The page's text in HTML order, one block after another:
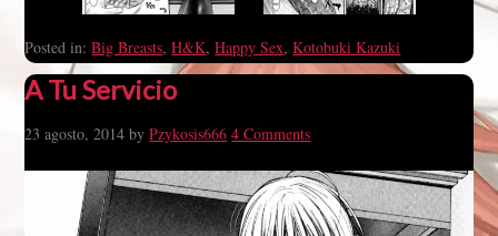
Posted in:Big Breasts,H&K,Happy Sex,Kotobuki Kazuki
A Tu Servicio
23 agosto, 2014 byPzykosis666 4 Comments